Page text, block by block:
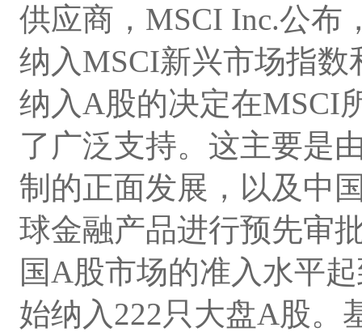
供应商，MSCI Inc.公布
纳入MSCI新兴市场指
纳入A股的决定在MSCI
了广泛支持。这主要是
制的正面发展，以及中
球金融产品进行预先审
国A股市场的准入水平
始纳入222只大盘A股。